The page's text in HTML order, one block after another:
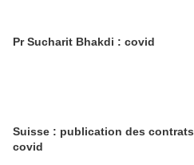
Pr Sucharit Bhakdi : covid
Suisse : publication des contrats
covid